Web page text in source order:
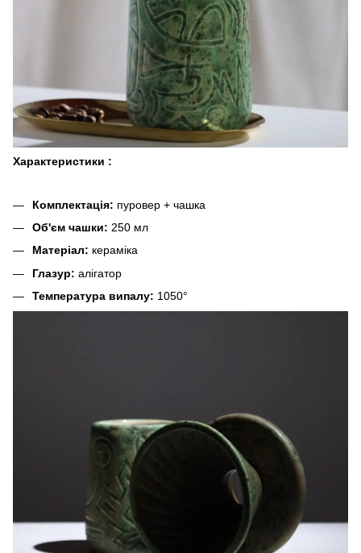
Характеристики :
Комплектація: пуровер + чашка
Об'єм чашки: 250 мл
Матеріал: кераміка
Глазур: алігатор
Температура випалу: 1050°